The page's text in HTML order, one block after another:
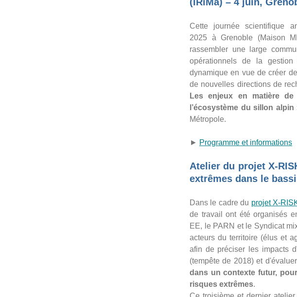
Cette journée scientifique
2025 à Grenoble (Maison
rassembler une large
opérationnels de la
dynamique en vue de créer
de nouvelles directions de
Les enjeux en matière
l’écosystème du sillon alpin
Métropole.
► Programme et informations
Atelier du projet X-
extrêmes dans le
Dans le cadre du projet X-
de travail ont été organisés
EE, le PARN et le Syndicat
acteurs du territoire (élus et
afin de préciser les impacts
(tempête de 2018) et
dans un contexte futur,
risques extrêmes.